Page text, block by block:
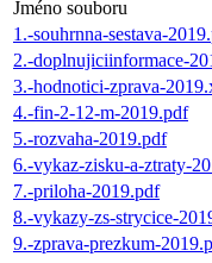
Jméno souboru
1.-souhrnna-sestava-
2.-doplnujiciinformace-
3.-hodnotici-zprava-
4.-fin-2-12-m-2019.pdf
5.-rozvaha-2019.pdf
6.-vykaz-zisku-a-ztraty-
7.-priloha-2019.pdf
8.-vykazy-zs-strycice-
9.-zprava-prezkum-